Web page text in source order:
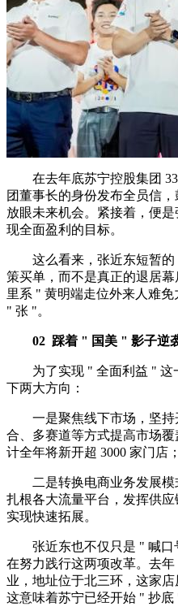
在去年底苏宁控股集团
团董事长的身份发布全员信
放眼未来机会。紧接着，便
现全面盈利的目标。
这么看来，张近东短暂
策买单，而不是真正的退居
里系 " 黄明端走位外来人难
" 张 "。
02 踩着 " 国美 " 影子逆
为了实现 " 全面利益 "
下两大方向：
一是聚焦线下市场，坚
合、多赛道等方式提高市场
计全年将新开超 3000 家门店；
二是转换电商业务发展
扎根各大流量平台，发挥供
实现快速拓展。
张近东也不仅只是 " 喊
在努力践行这两项改革。去
业，地址位于北三环，这家
这意味着苏宁已经开始 " 抄底